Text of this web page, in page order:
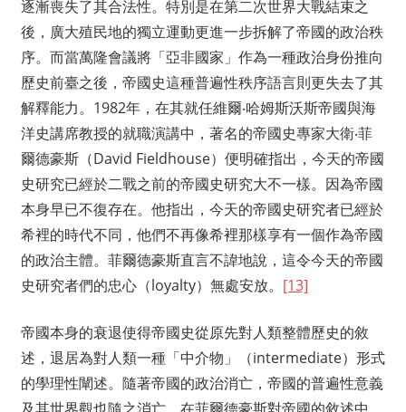
逐漸喪失了其合法性。特別是在第二次世界大戰結束之
後，廣大殖民地的獨立運動更進一步拆解了帝國的政治秩
序。而當萬隆會議將「亞非國家」作為一種政治身份推向
歷史前臺之後，帝國史這種普遍性秩序語言則更失去了其
解釋能力。1982年，在其就任維爾‧哈姆斯沃斯帝國與海
洋史講席教授的就職演講中，著名的帝國史專家大衛‧菲
爾德豪斯（David Fieldhouse）便明確指出，今天的帝國
史研究已經於二戰之前的帝國史研究大不一樣。因為帝國
本身早已不復存在。他指出，今天的帝國史研究者已經於
希裡的時代不同，他們不再像希裡那樣享有一個作為帝國
的政治主體。菲爾德豪斯直言不諱地說，這令今天的帝國
史研究者們的忠心（loyalty）無處安放。 [13]
帝國本身的衰退使得帝國史從原先對人類整體歷史的敘
述，退居為對人類一種「中介物」（intermediate）形式
的學理性闡述。隨著帝國的政治消亡，帝國的普遍性意義